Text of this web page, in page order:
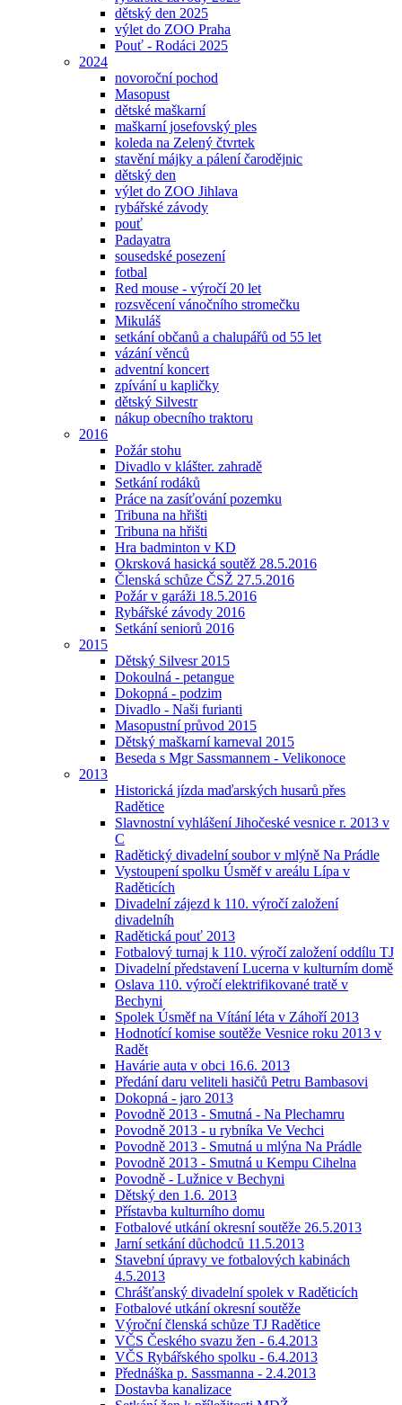
dětský den 2025
výlet do ZOO Praha
Pouť - Rodáci 2025
2024
novoroční pochod
Masopust
dětské maškarní
maškarní josefovský ples
koleda na Zelený čtvrtek
stavění májky a pálení čarodějnic
dětský den
výlet do ZOO Jihlava
rybářské závody
pouť
Padayatra
sousedské posezení
fotbal
Red mouse - výročí 20 let
rozsvěcení vánočního stromečku
Mikuláš
setkání občanů a chalupářů od 55 let
vázání věnců
adventní koncert
zpívání u kapličky
dětský Silvestr
nákup obecního traktoru
2016
Požár stohu
Divadlo v klášter. zahradě
Setkání rodáků
Práce na zasíťování pozemku
Tribuna na hřišti
Tribuna na hřišti
Hra badminton v KD
Okrsková hasická soutěž 28.5.2016
Členská schůze ČSŽ 27.5.2016
Požár v garáži 18.5.2016
Rybářské závody 2016
Setkání seniorů 2016
2015
Dětský Silvesr 2015
Dokoulná - petangue
Dokopná - podzim
Divadlo - Naši furianti
Masopustní průvod 2015
Dětský maškarní karneval 2015
Beseda s Mgr Sassmannem - Velikonoce
2013
Historická jízda maďarských husarů přes
Radětice
Slavnostní vyhlášení Jihočeské vesnice r. 2013 v
C
Radětický divadelní soubor v mlýně Na Prádle
Vystoupení spolku Úsměf v areálu Lípa v
Raděticích
Divadelní zájezd k 110. výročí založení
divadelníh
Radětická pouť 2013
Fotbalový turnaj k 110. výročí založení oddílu TJ
Divadelní představení Lucerna v kulturním domě
Oslava 110. výročí elektrifikované tratě v
Bechyni
Spolek Úsměf na Vítání léta v Záhoří 2013
Hodnotící komise soutěže Vesnice roku 2013 v
Radět
Havárie auta v obci 16.6. 2013
Předání daru veliteli hasičů Petru Bambasovi
Dokopná - jaro 2013
Povodně 2013 - Smutná - Na Plechamru
Povodně 2013 - u rybníka Ve Vechci
Povodně 2013 - Smutná u mlýna Na Prádle
Povodně 2013 - Smutná u Kempu Cihelna
Povodně - Lužnice v Bechyni
Dětský den 1.6. 2013
Přístavba kulturního domu
Fotbalové utkání okresní soutěže 26.5.2013
Jarní setkání důchodců 11.5.2013
Stavební úpravy ve fotbalových kabinách
4.5.2013
Chrášťanský divadelní spolek v Raděticích
Fotbalové utkání okresní soutěže
Výroční členská schůze TJ Radětice
VČS Českého svazu žen - 6.4.2013
VČS Rybářského spolku - 6.4.2013
Přednáška p. Sassmanna - 2.4.2013
Dostavba kanalizace